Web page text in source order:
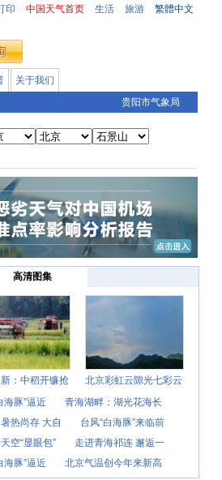
印 中国天气首页 生活 旅游
繁體中文
关于我们
贵阳市气象局
高清图集
：中稻开镰抢
北京彩虹云隙光七彩云
海豚”逼近
青海湖畔：湖光花海长
热尚存 大自
台风“白海豚”来临前
空“显眼包”
走进青海祁连 邂逅一
海豚”逼近
北京气温创今年来新高